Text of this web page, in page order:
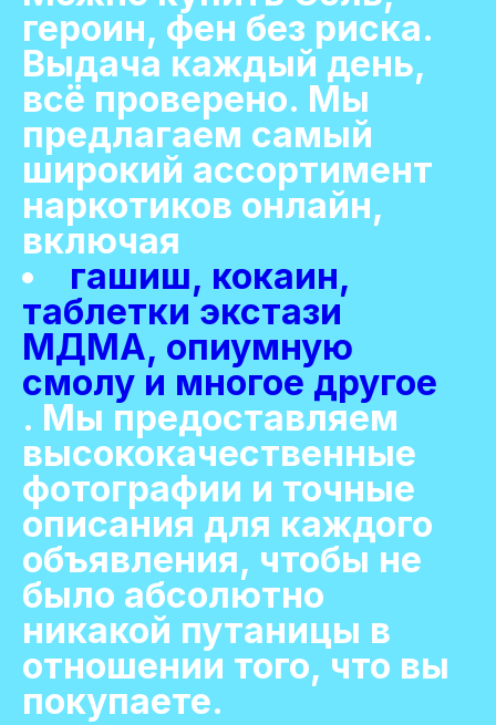
героин, фен без риска.
Выдача каждый день,
всё проверено. Мы
предлагаем самый
широкий ассортимент
наркотиков онлайн,
включая
гашиш, кокаин,
таблетки экстази
МДМА, опиумную
смолу и многое другое
. Мы предоставляем
высококачественные
фотографии и точные
описания для каждого
объявления, чтобы не
было абсолютно
никакой путаницы в
отношении того, что вы
покупаете.